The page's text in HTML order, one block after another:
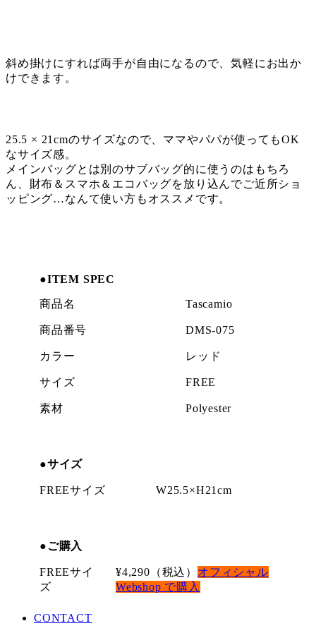
斜め掛けにすれば両手が自由になるので、気軽にお出か
けできます。
25.5 × 21cmのサイズなので、ママやパパが使ってもOK
なサイズ感。
メインバッグとは別のサブバッグ的に使うのはもちろ
ん、財布＆スマホ＆エコバッグを放り込んでご近所ショ
ッピング…なんて使い方もオススメです。
●ITEM SPEC
商品名 Tascamio
商品番号 DMS-075
カラー レッド
サイズ FREE
素材 Polyester
●サイズ
FREEサイズ W25.5×H21cm
●ご購入
FREEサイ
ズ
¥4,290（税込） オフィシャル
Webshop で購入
CONTACT